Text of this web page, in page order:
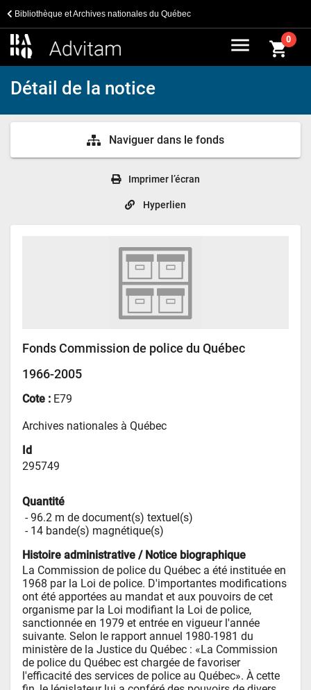
Bibliothèque et Archives nationales du Québec
menu shopping_cart0
Détail de la notice
Naviguer dans le fonds
Imprimer l’écran
Hyperlien
Fonds Commission de police du Québec
1966-2005
Cote : E79
Archives nationales à Québec
Id
295749
Quantité
- 96.2 m de document(s) textuel(s)
- 14 bande(s) magnétique(s)
Histoire administrative / Notice biographique
La Commission de police du Québec a été instituée en
1968 par la Loi de police. D'importantes modifications
ont été apportées au mandat et aux pouvoirs de cet
organisme par la Loi modifiant la Loi de police,
sanctionnée en 1979 et entrée en vigueur l'année
suivante. Selon le rapport annuel 1980-1981 du
ministère de la Justice du Québec : «La Commission
de police du Québec est chargée de favoriser
l'efficacité des services de police au Québec». À cette